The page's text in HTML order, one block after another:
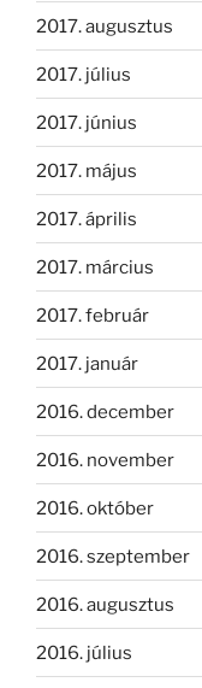
2017. augusztus
2017. július
2017. június
2017. május
2017. április
2017. március
2017. február
2017. január
2016. december
2016. november
2016. október
2016. szeptember
2016. augusztus
2016. július